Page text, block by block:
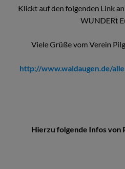
Klickt auf den folgenden Link
WUNDERt
Viele Grüße vom Verein
http://www.waldaugen.de/
Hierzu folgende Infos von